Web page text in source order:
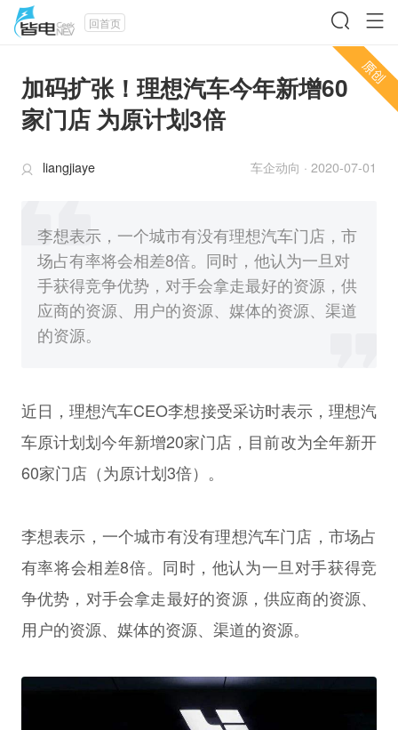
回首页
加码扩张！理想汽车今年新增60
家门店 为原计划3倍
liangjiaye 车企动向 · 2020-07-01
李想表示，一个城市有没有理想汽车门店，市
场占有率将会相差8倍。同时，他认为一旦对
手获得竞争优势，对手会拿走最好的资源，供
应商的资源、用户的资源、媒体的资源、渠道
的资源。
近日，理想汽车CEO李想接受采访时表示，理想汽
车原计划划今年新增20家门店，目前改为全年新开
60家门店（为原计划3倍）。
李想表示，一个城市有没有理想汽车门店，市场占
有率将会相差8倍。同时，他认为一旦对手获得竞
争优势，对手会拿走最好的资源，供应商的资源、
用户的资源、媒体的资源、渠道的资源。